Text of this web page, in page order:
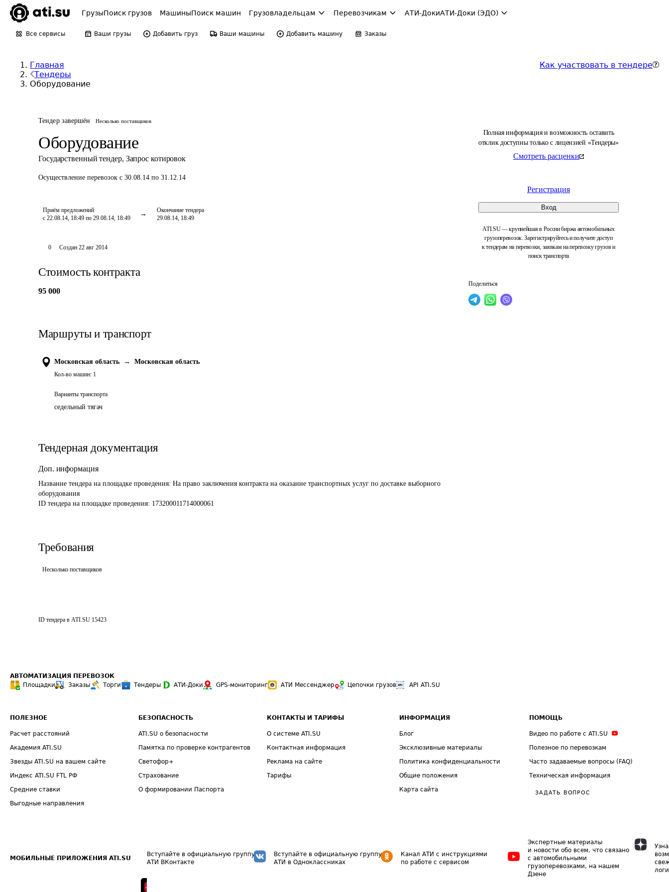
ГрузыПоиск грузов МашиныПоиск машин Грузовладельцам Перевозчикам АТИ-ДокиАТИ-Доки (ЭДО)
Все сервисы Ваши грузы Добавить груз Ваши машины Добавить машину Заказы
Главная
Тендеры
Оборудование
Как участвовать в тендере
Тендер завершён Несколько поставщиков
Оборудование
Государственный тендер, Запрос котировок
Осуществление перевозок с 30.08.14 по 31.12.14
Приём предложений
с 22.08.14, 18:49 по 29.08.14, 18:49
Окончание тендера
29.08.14, 18:49
Полная информация и возможность оставить
отклик доступны только с лицензией «Тендеры»
Смотреть расценки
Регистрация
Вход
ATI.SU — крупнейшая в России биржа автомобильных
грузоперевозок. Зарегистрируйтесь и получите доступ
к тендерам на перевозки, заявкам на перевозку грузов и
поиск транспорта
Поделиться
0 Создан 22 авг 2014
Стоимость контракта
95 000
Маршруты и транспорт
Московская область → Московская область
Кол-во машин: 1
Варианты транспорта
седельный тягач
Тендерная документация
Доп. информация
Название тендера на площадке проведения: На право заключения контракта на оказание транспортных услуг по доставке выборного
оборудования
ID тендера на площадке проведения: 173200011714000061
Требования
Несколько поставщиков
ID тендера в ATI.SU 15423
АВТОМАТИЗАЦИЯ ПЕРЕВОЗОК
Площадки
Заказы Торги Тендеры АТИ-Доки GPS-мониторинг АТИ Мессенджер Цепочки грузов API ATI.SU
ПОЛЕЗНОЕ
Расчет расстояний
Академия ATI.SU
Звезды ATI.SU на вашем сайте
Индекс ATI.SU FTL РФ
Средние ставки
Выгодные направления
БЕЗОПАСНОСТЬ
ATI.SU о безопасности
Памятка по проверке контрагентов
Светофор+
Страхование
О формировании Паспорта
КОНТАКТЫ И ТАРИФЫ
О системе ATI.SU
Контактная информация
Реклама на сайте
Тарифы
ИНФОРМАЦИЯ
Блог
Эксклюзивные материалы
Политика конфиденциальности
Общие положения
Карта сайта
ПОМОЩЬ
Видео по работе с ATI.SU
Полезное по перевозкам
Часто задаваемые вопросы (FAQ)
Техническая информация
ЗАДАТЬ ВОПРОС
МОБИЛЬНЫЕ ПРИЛОЖЕНИЯ ATI.SU
Вступайте в официальную группу
АТИ ВКонтакте
Вступайте в официальную группу
АТИ в Одноклассниках
Канал АТИ с инструкциями
по работе с сервисом
Экспертные материалы
и новости обо всем, что связано
с автомобильными
грузоперевозками, на нашем
Дзене